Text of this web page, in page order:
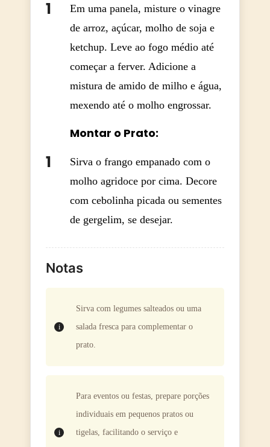
Em uma panela, misture o vinagre
de arroz, açúcar, molho de soja e
ketchup. Leve ao fogo médio até
começar a ferver. Adicione a
mistura de amido de milho e água,
mexendo até o molho engrossar.
Montar o Prato:
Sirva o frango empanado com o
molho agridoce por cima. Decore
com cebolinha picada ou sementes
de gergelim, se desejar.
Notas
Sirva com legumes salteados ou uma
salada fresca para complementar o
prato.
Para eventos ou festas, prepare porções
individuais em pequenos pratos ou
tigelas, facilitando o serviço e